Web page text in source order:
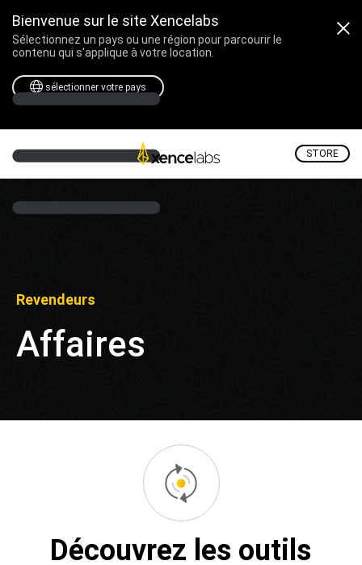
Bienvenue sur le site Xencelabs
Sélectionnez un pays ou une région pour parcourir le
contenu qui s'applique à votre location.
sélectionner votre pays
STORE
Revendeurs
Affaires
Découvrez les outils